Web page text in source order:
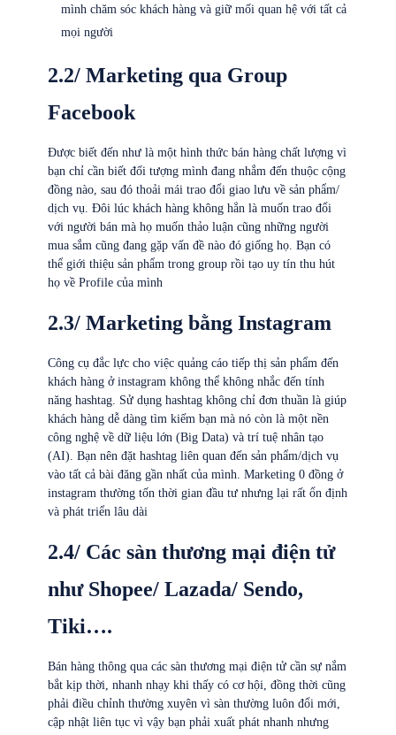
mình chăm sóc khách hàng và giữ mối quan hệ với tất cả
mọi người
2.2/ Marketing qua Group
Facebook
Được biết đến như là một hình thức bán hàng chất lượng vì
bạn chỉ cần biết đối tượng mình đang nhắm đến thuộc cộng
đồng nào, sau đó thoải mái trao đổi giao lưu về sản phẩm/
dịch vụ. Đôi lúc khách hàng không hẳn là muốn trao đổi
với người bán mà họ muốn thảo luận cũng những người
mua sắm cũng đang gặp vấn đề nào đó giống họ. Bạn có
thể giới thiệu sản phẩm trong group rồi tạo uy tín thu hút
họ về Profile của mình
2.3/ Marketing bằng Instagram
Công cụ đắc lực cho việc quảng cáo tiếp thị sản phẩm đến
khách hàng ở instagram không thể không nhắc đến tính
năng hashtag. Sử dụng hashtag không chỉ đơn thuần là giúp
khách hàng dễ dàng tìm kiếm bạn mà nó còn là một nền
công nghệ về dữ liệu lớn (Big Data) và trí tuệ nhân tạo
(AI). Bạn nên đặt hashtag liên quan đến sản phẩm/dịch vụ
vào tất cả bài đăng gần nhất của mình. Marketing 0 đồng ở
instagram thường tốn thời gian đầu tư nhưng lại rất ổn định
và phát triển lâu dài
2.4/ Các sàn thương mại điện tử
như Shopee/ Lazada/ Sendo,
Tiki….
Bán hàng thông qua các sàn thương mại điện tử cần sự nắm
bắt kịp thời, nhanh nhạy khi thấy có cơ hội, đồng thời cũng
phải điều chỉnh thường xuyên vì sàn thường luôn đổi mới,
cập nhật liên tục vì vậy bạn phải xuất phát nhanh nhưng